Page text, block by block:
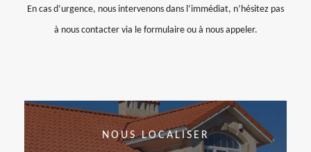
En cas d’urgence, nous intervenons dans l’immédiat, n’hésitez pas
à nous contacter via le formulaire ou à nous appeler.
NOUS LOCALISER